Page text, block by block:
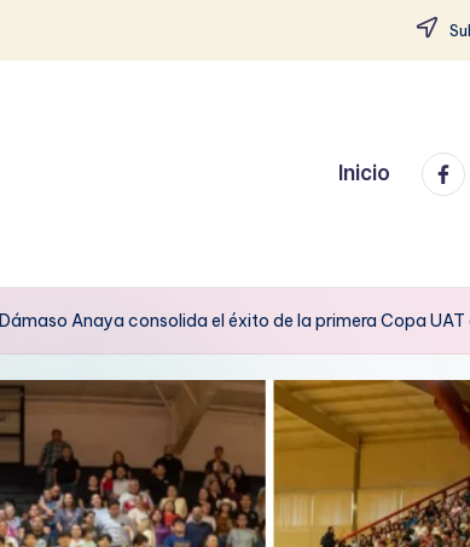
Inicio
Anaya consolida el éxito de la primera Copa